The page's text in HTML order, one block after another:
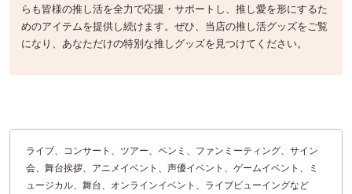
らも皆様の推し活を全力で応援・サポートし、推し愛を形にするた
めのアイテムを提供し続けます。ぜひ、当店の推し活グッズをご覧
になり、あなただけの特別な推しグッズを見つけてください。
ライブ、コンサート、ツアー、ペンミ、ファンミーティング、サイン
会、舞台挨拶、アニメイベント、声優イベント、ゲームイベント、ミ
ュージカル、舞台、オンラインイベント、ライブビューイングなど